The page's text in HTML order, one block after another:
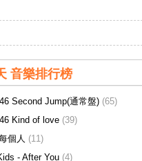
音樂排行榜
Second Jump(通常盤) (65)
Kind of love (39)
個人 (11)
- After You (4)